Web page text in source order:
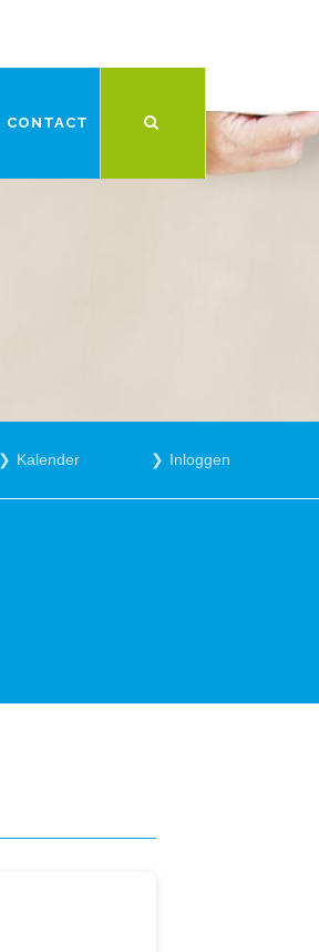
CONTACT
Kalender Inloggen